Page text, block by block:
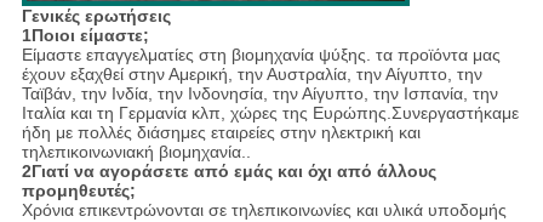
Γενικές ερωτήσεις
1Ποιοι είμαστε;
Είμαστε επαγγελματίες στη βιομηχανία ψύξης. τα προϊόντα μας
έχουν εξαχθεί στην Αμερική, την Αυστραλία, την Αίγυπτο, την
Ταϊβάν, την Ινδία, την Ινδονησία, την Αίγυπτο, την Ισπανία, την
Ιταλία και τη Γερμανία κλπ, χώρες της Ευρώπης.Συνεργαστήκαμε
ήδη με πολλές διάσημες εταιρείες στην ηλεκτρική και
τηλεπικοινωνιακή βιομηχανία..
2Γιατί να αγοράσετε από εμάς και όχι από άλλους
προμηθευτές;
Χρόνια επικεντρώνονται σε τηλεπικοινωνίες και υλικά υποδομής